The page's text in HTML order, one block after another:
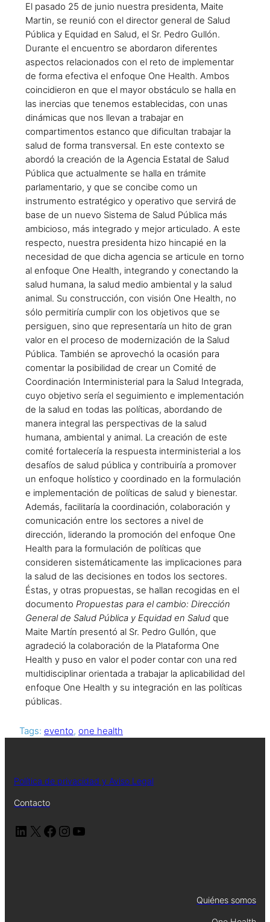
El pasado 25 de junio nuestra presidenta, Maite
Martin, se reunió con el director general de Salud
Pública y Equidad en Salud, el Sr. Pedro Gullón.
Durante el encuentro se abordaron diferentes
aspectos relacionados con el reto de implementar
de forma efectiva el enfoque One Health. Ambos
coincidieron en que el mayor obstáculo se halla en
las inercias que tenemos establecidas, con unas
dinámicas que nos llevan a trabajar en
compartimentos estanco que dificultan trabajar la
salud de forma transversal. En este contexto se
abordó la creación de la Agencia Estatal de Salud
Pública que actualmente se halla en trámite
parlamentario, y que se concibe como un
instrumento estratégico y operativo que servirá de
base de un nuevo Sistema de Salud Pública más
ambicioso, más integrado y mejor articulado. A este
respecto, nuestra presidenta hizo hincapié en la
necesidad de que dicha agencia se articule en torno
al enfoque One Health, integrando y conectando la
salud humana, la salud medio ambiental y la salud
animal. Su construcción, con visión One Health, no
sólo permitiría cumplir con los objetivos que se
persiguen, sino que representaría un hito de gran
valor en el proceso de modernización de la Salud
Pública. También se aprovechó la ocasión para
comentar la posibilidad de crear un Comité de
Coordinación Interministerial para la Salud Integrada,
cuyo objetivo sería el seguimiento e implementación
de la salud en todas las políticas, abordando de
manera integral las perspectivas de la salud
humana, ambiental y animal. La creación de este
comité fortalecería la respuesta interministerial a los
desafíos de salud pública y contribuiría a promover
un enfoque holístico y coordinado en la formulación
e implementación de políticas de salud y bienestar.
Además, facilitaría la coordinación, colaboración y
comunicación entre los sectores a nivel de
dirección, liderando la promoción del enfoque One
Health para la formulación de políticas que
consideren sistemáticamente las implicaciones para
la salud de las decisiones en todos los sectores.
Éstas, y otras propuestas, se hallan recogidas en el
documento Propuestas para el cambio: Dirección
General de Salud Pública y Equidad en Salud que
Maite Martín presentó al Sr. Pedro Gullón, que
agradeció la colaboración de la Plataforma One
Health y puso en valor el poder contar con una red
multidisciplinar orientada a trabajar la aplicabilidad del
enfoque One Health y su integración en las políticas
públicas.
Tags: evento, one health
Política de privacidad y Aviso Legal
Contacto
Quiénes somos